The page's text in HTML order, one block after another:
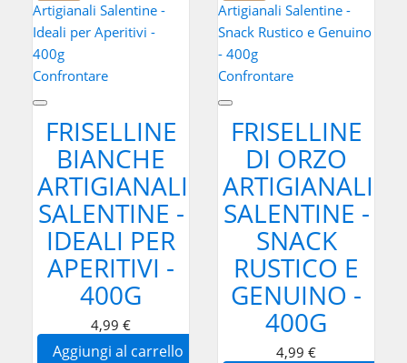
Confrontare
FRISELLINE
BIANCHE
ARTIGIANALI
SALENTINE -
IDEALI PER
APERITIVI -
400G
4,99 €
Aggiungi al carrello
Confrontare
FRISELLINE
DI ORZO
ARTIGIANALI
SALENTINE -
SNACK
RUSTICO E
GENUINO -
400G
4,99 €